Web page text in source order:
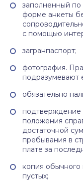
заполненный по
форме анкеты
с помощью
загранпаспорт;
фотография.
подразумевают
обязательно
подтверждение
положения
достаточной
пребывания в
плате за
копия обычного
пустых;